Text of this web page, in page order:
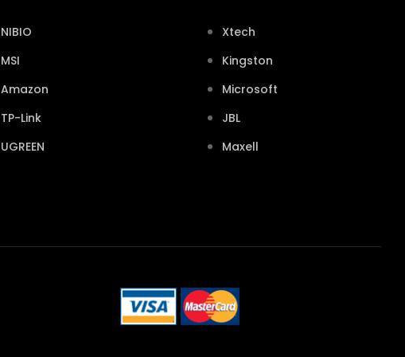
NIBIO
MSI
Amazon
TP-Link
UGREEN
Xtech
Kingston
Microsoft
JBL
Maxell